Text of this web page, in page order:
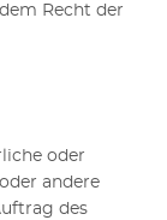
Recht der
oder
andere
des